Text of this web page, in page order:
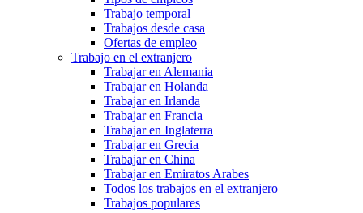
Trabajo temporal
Trabajos desde casa
Ofertas de empleo
Trabajo en el extranjero
Trabajar en Alemania
Trabajar en Holanda
Trabajar en Irlanda
Trabajar en Francia
Trabajar en Inglaterra
Trabajar en Grecia
Trabajar en China
Trabajar en Emiratos Arabes
Todos los trabajos en el extranjero
Trabajos populares